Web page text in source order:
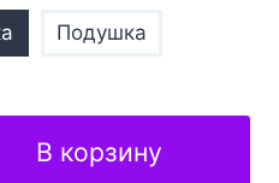
Подушка
В корзину